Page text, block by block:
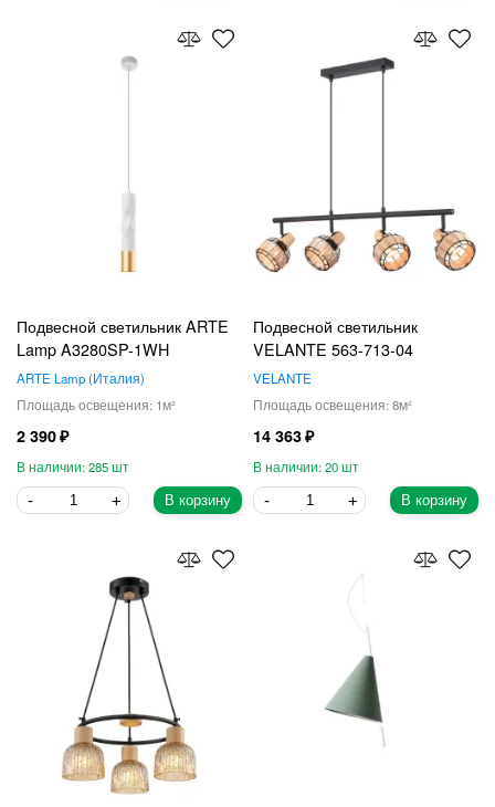
Подвесной светильник ARTE
Lamp A3280SP-1WH
ARTE Lamp Италия
1
2 390
285
В корзину
Подвесной светильник
VELANTE 563-713-04
VELANTE
8
14 363
20
В корзину